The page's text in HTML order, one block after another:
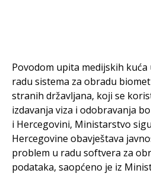
Povodom upita medijskih
radu sistema za obradu
stranih državljana, koji se
izdavanja viza i odobravanja
i Hercegovini, Ministarstvo
Hercegovine obavještava
problem u radu softvera za
podataka, saopćeno je iz